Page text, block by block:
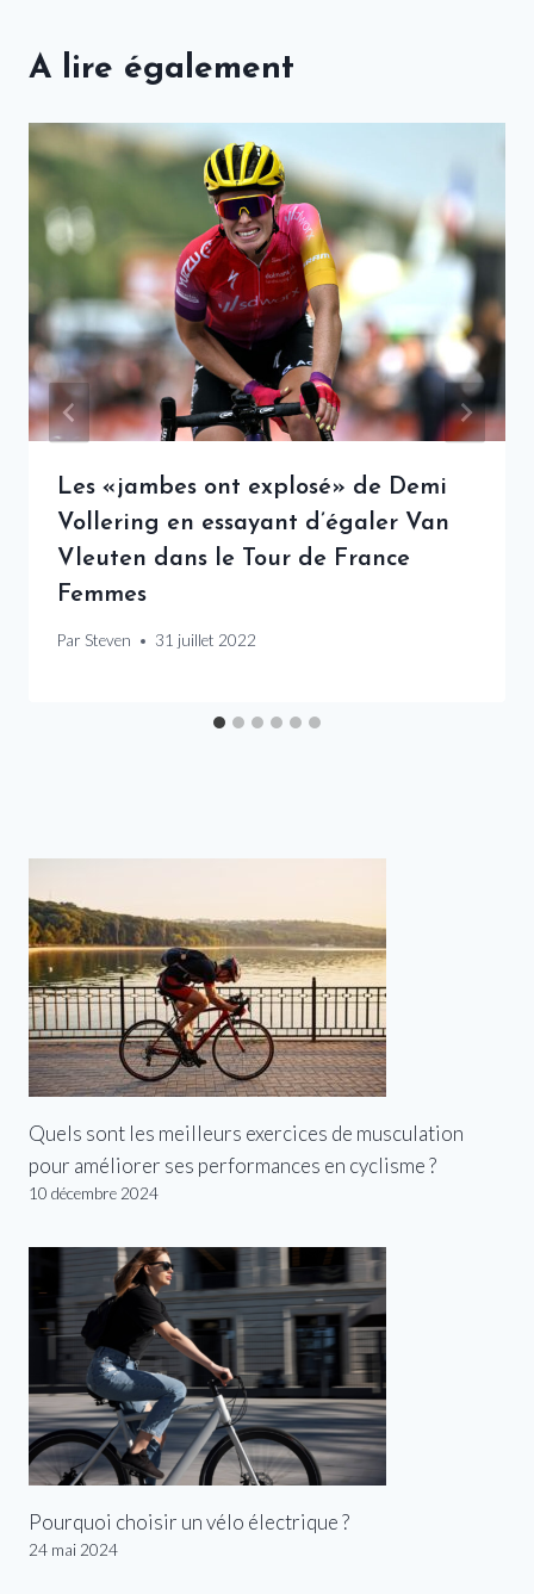
A lire également
Les «jambes ont explosé» de Demi
Vollering en essayant d’égaler Van
Vleuten dans le Tour de France
Femmes
Par Steven 31 juillet 2022
Quels sont les meilleurs exercices de musculation
pour améliorer ses performances en cyclisme ?
10 décembre 2024
Pourquoi choisir un vélo électrique ?
24 mai 2024